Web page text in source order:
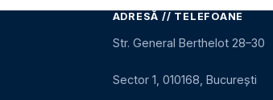
ADRESĂ // TELEFOANE
Str. General Berthelot 28–30
Sector 1, 010168, București